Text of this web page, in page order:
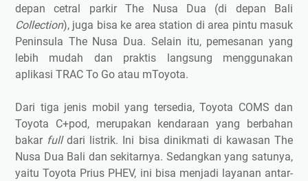
depan cetral parkir The Nusa Dua (di depan Bali
Collection), juga bisa ke area station di area pintu masuk
Peninsula The Nusa Dua. Selain itu, pemesanan yang
lebih mudah dan praktis langsung menggunakan
aplikasi TRAC To Go atau mToyota.
Dari tiga jenis mobil yang tersedia, Toyota COMS dan
Toyota C+pod, merupakan kendaraan yang berbahan
bakar fulldari listrik. Ini bisa dinikmati di kawasan The
Nusa Dua Bali dan sekitarnya. Sedangkan yang satunya,
yaitu Toyota Prius PHEV, ini bisa menjadi layanan antar-